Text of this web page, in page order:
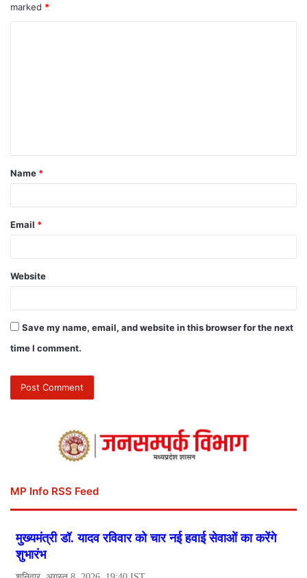
marked *
Name *
Email *
Website
Save my name, email, and website in this browser for the next
time I comment.
MP Info RSS Feed